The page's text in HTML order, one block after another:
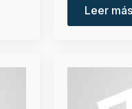
Leer más